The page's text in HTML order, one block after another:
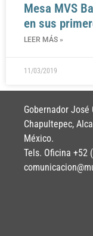
Mesa MVS
en sus
LEER MÁS »
11/03/2019
Gobernador
Chapultepec,
México.
Tels. Oficina +52